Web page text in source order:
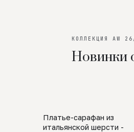
КОЛЛЕКЦИЯ AW
Новинки
SALE
Платье-сарафан из
итальянской шерсти -